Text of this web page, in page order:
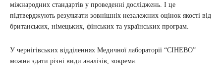
міжнародних стандартів у проведенні досліджень. І це
підтверджують результати зовнішніх незалежних оцінок якості від
британських, німецьких, фінських та українських програм.
У чернігівських відділеннях Медичної лабораторії “СІНЕВО”
можна здати різні види аналізів, зокрема: